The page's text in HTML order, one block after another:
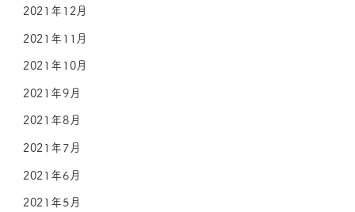
2021年12月
2021年11月
2021年10月
2021年9月
2021年8月
2021年7月
2021年6月
2021年5月